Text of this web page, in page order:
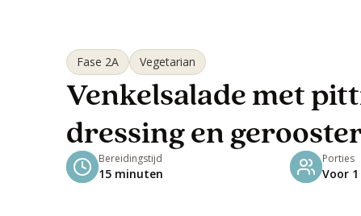
Fase 2A Vegetarian
Venkelsalade met
dressing en
Bereidingstijd
15 minuten
Porties
Voor